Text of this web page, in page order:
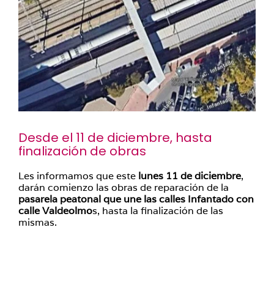
Desde el 11 de diciembre, hasta
finalización de obras
Les informamos que este lunes 11 de diciembre,
darán comienzo las obras de reparación de la
pasarela peatonal que une las calles Infantado con
calle Valdeolmos, hasta la finalización de las
mismas.